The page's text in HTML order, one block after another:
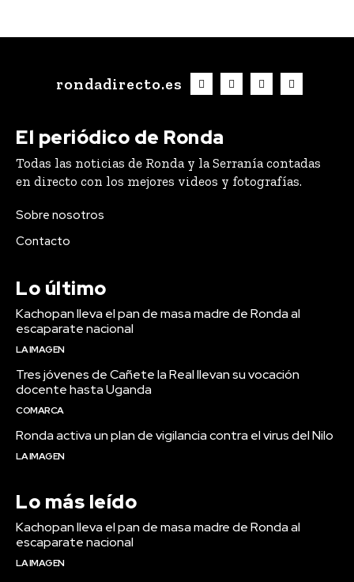
rondadirecto.es
El periódico de Ronda
Todas las noticias de Ronda y la Serranía contadas
en directo con los mejores videos y fotografías.
Sobre nosotros
Contacto
Lo último
Kachopan lleva el pan de masa madre de Ronda al
escaparate nacional
LA IMAGEN
Tres jóvenes de Cañete la Real llevan su vocación
docente hasta Uganda
COMARCA
Ronda activa un plan de vigilancia contra el virus del Nilo
LA IMAGEN
Lo más leído
Kachopan lleva el pan de masa madre de Ronda al
escaparate nacional
LA IMAGEN